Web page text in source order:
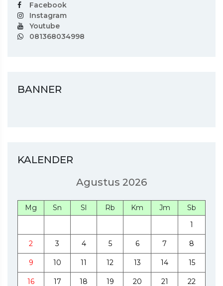
Facebook
Instagram
Youtube
081368034998
BANNER
KALENDER
Agustus 2026
Mg Sn Sl Rb Km Jm
Sb
1
2 3 4 5 6 7 8
9 10 11 12 13 14 15
16 17 18 19 20 21 22